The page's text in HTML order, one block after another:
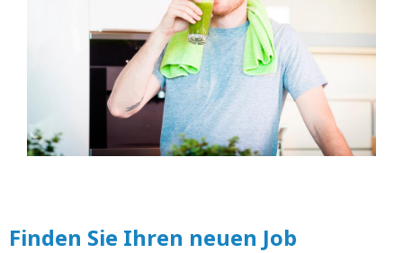
Finden Sie Ihren neuen Job